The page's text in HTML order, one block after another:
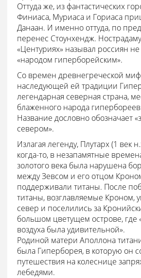
Оттуда же, из фантастических
Финиаса, Муриаса и Гориаса
Данаан. И именно оттуда, по
перенес Стоунхендж.
«Центуриях» называл россиян не
«народом гиперборейским».
Со времен древнегреческой
наследующей ей традиции
легендарная северная страна,
блаженного народа
Название дословно обозначает
севером».
Излагая легенду, Плутарх (1 век
когда-то, в незапамятные
золотого века была нарушена
между Зевсом и его отцом
поддерживали титаны. После
титаны, возглавляемые Кроном,
север и поселились за
большом цветущем острове, где
воздуха была удивительной».
Родиной матери Аполлона
была Гиперборея, в которую он
путешествия на колеснице
лебедями.